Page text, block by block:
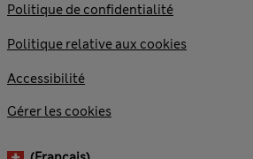
Politique de confidentialité
Politique relative aux cookies
Accessibilité
Gérer les cookies